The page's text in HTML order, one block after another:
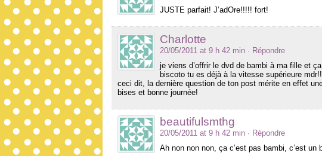
JUSTE parfait! J’adOre!!!!! fort!
Charlotte
20/05/2011 at 9 h 42 min · Répondre
je viens d’offrir le dvd de bambi à ma fille et
biscoto tu es déjà à la vitesse supérieure
ceci dit, la dernière question de ton post mérite en effet
bises et bonne journée!
beautifulsmthg
20/05/2011 at 9 h 42 min · Répondre
Ah non non non, ça c’est pas bambi, c’est